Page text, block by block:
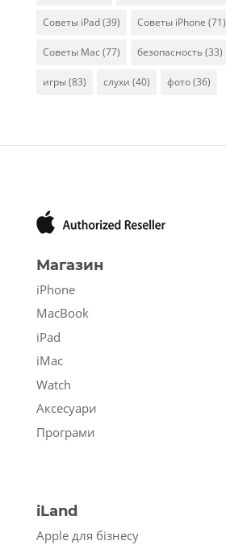
Советы iPad(39) Советы iPhone (71)
Советы Mac (77) безопасность(33)
игры(83) слухи (40) фото(36)
Магазин
iPhone
MacBook
iPad
iMac
Watch
Аксесуари
Програми
iLand
Apple для бізнесу